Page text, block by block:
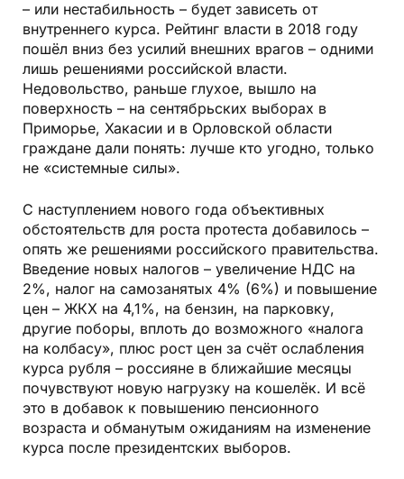
– или нестабильность – будет зависеть от
внутреннего курса. Рейтинг власти в 2018 году
пошёл вниз без усилий внешних врагов – одними
лишь решениями российской власти.
Недовольство, раньше глухое, вышло на
поверхность – на сентябрьских выборах в
Приморье, Хакасии и в Орловской области
граждане дали понять: лучше кто угодно, только
не «системные силы».
С наступлением нового года объективных
обстоятельств для роста протеста добавилось –
опять же решениями российского правительства.
Введение новых налогов – увеличение НДС на
2%, налог на самозанятых 4% (6%) и повышение
цен – ЖКХ на 4,1%, на бензин, на парковку,
другие поборы, вплоть до возможного «налога
на колбасу», плюс рост цен за счёт ослабления
курса рубля – россияне в ближайшие месяцы
почувствуют новую нагрузку на кошелёк. И всё
это в добавок к повышению пенсионного
возраста и обманутым ожиданиям на изменение
курса после президентских выборов.